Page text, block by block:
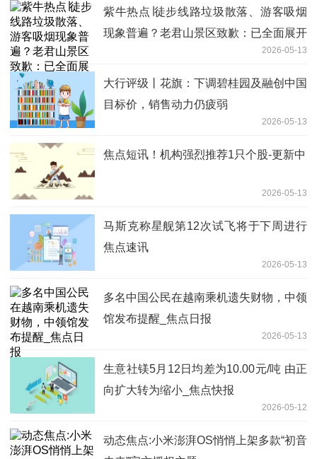
紫牛热点∣徒步线路垃圾散落、游客吸烟
现象普遍？老君山景区致歉：已全面展开
2026-05-13
大行评级丨花旗：下调碧桂园及融创中国
目标价，销售动力仍疲弱
2026-05-13
焦点短讯！机构强烈推荐1只个股-更新中
2026-05-13
马斯克称星舰第12次试飞将于下周进行
焦点速讯
2026-05-13
多名中国公民在越南乘机遗失财物，中领
馆发布提醒_焦点日报
2026-05-13
生意社镁5月12日均差为10.00元/吨 由正
向扩大转为缩小_焦点快报
2026-05-12
动态焦点:小米澎湃OS悄悄上架多款“初音